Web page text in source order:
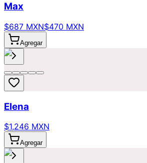
Max
$687 MXN$470 MXN
Agregar
Elena
$1,246 MXN
Agregar